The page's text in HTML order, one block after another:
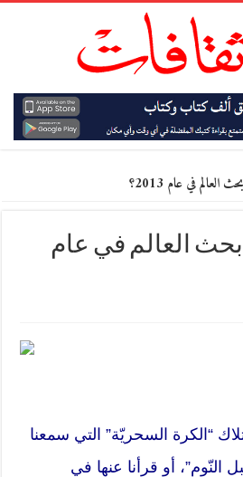
في عام 2013؟
بحث العالم في عام
“الكرة السحريّة” التي سمعنا
النّوم”، أو قرأنا عنها في